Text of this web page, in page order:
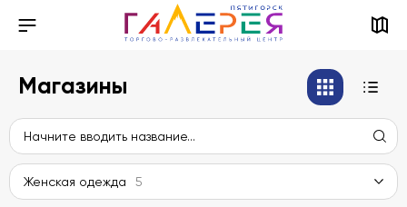
Магазины
Женская одежда 5